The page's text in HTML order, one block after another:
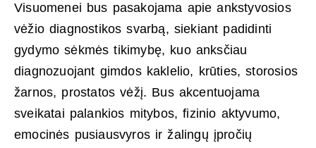
Visuomenei bus pasakojama apie ankstyvosios
vėžio diagnostikos svarbą, siekiant padidinti
gydymo sėkmės tikimybę, kuo anksčiau
diagnozuojant gimdos kaklelio, krūties, storosios
žarnos, prostatos vėžį. Bus akcentuojama
sveikatai palankios mitybos, fizinio aktyvumo,
emocinės pusiausvyros ir žalingų įpročių